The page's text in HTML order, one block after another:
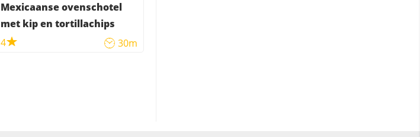
Mexicaanse ovenschotel
met kip en tortillachips
4
30m